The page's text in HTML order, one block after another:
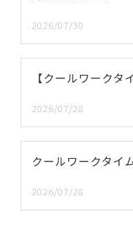
2026/07/30
【クールワークタ
2026/07/28
クールワークタイ
2026/07/28